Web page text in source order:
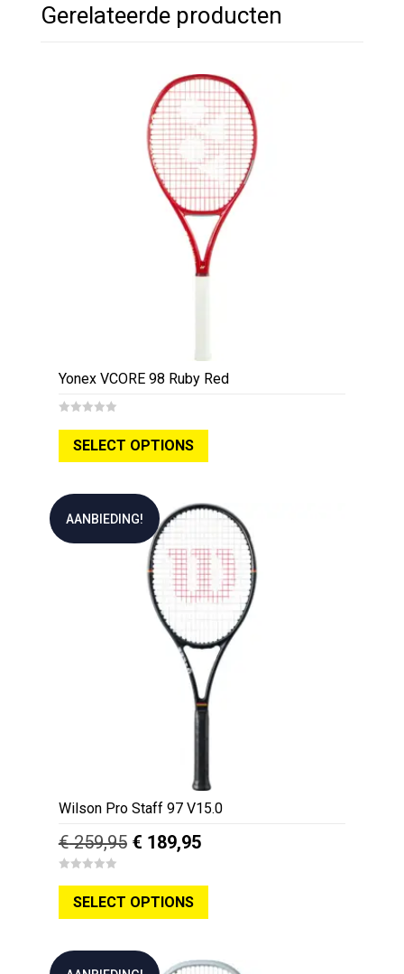
Gerelateerde producten
Yonex VCORE 98 Ruby Red
o
o
SELECT OPTIONS
AANBIEDING!
Wilson Pro Staff 97 V15.0
€259,95 Oorspronkelijke
was:
€ 259,95.
€ 189,95Huidige
is:
o
SELECT OPTIONS
Dit